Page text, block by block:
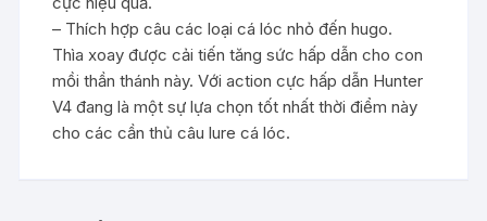
– Thích hợp câu các loại cá lóc nhỏ đến hugo.
Thìa xoay được cải tiến tăng sức hấp dẫn cho con
mồi thần thánh này. Với action cực hấp dẫn Hunter
V4 đang là một sự lựa chọn tốt nhất thời điểm này
cho các cần thủ câu lure cá lóc.